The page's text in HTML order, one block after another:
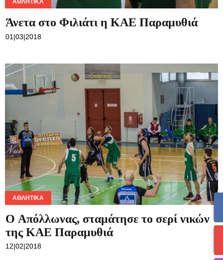
ΑΘΛΗΤΙΚΆ
Άνετα στο Φιλιάτι η ΚΑΕ Παραμυθιά
01|03|2018
ΑΘΛΗΤΙΚΆ
O Απόλλωνας, σταμάτησε το σερί νικών
της ΚΑΕ Παραμυθιά
12|02|2018